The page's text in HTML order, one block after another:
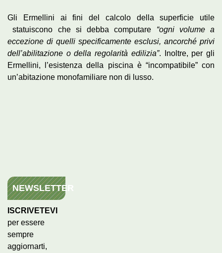
Gli Ermellini ai fini del calcolo della superficie utile
statuiscono che si debba computare “ogni volume a
eccezione di quelli specificamente esclusi, ancorché privi
dell’abilitazione o della regolarità edilizia”. Inoltre, per gli
Ermellini, l’esistenza della piscina è “incompatibile” con
un’abitazione monofamiliare non di lusso.
NEWSLETTER
ISCRIVETEVI
per essere
sempre
aggiornarti,